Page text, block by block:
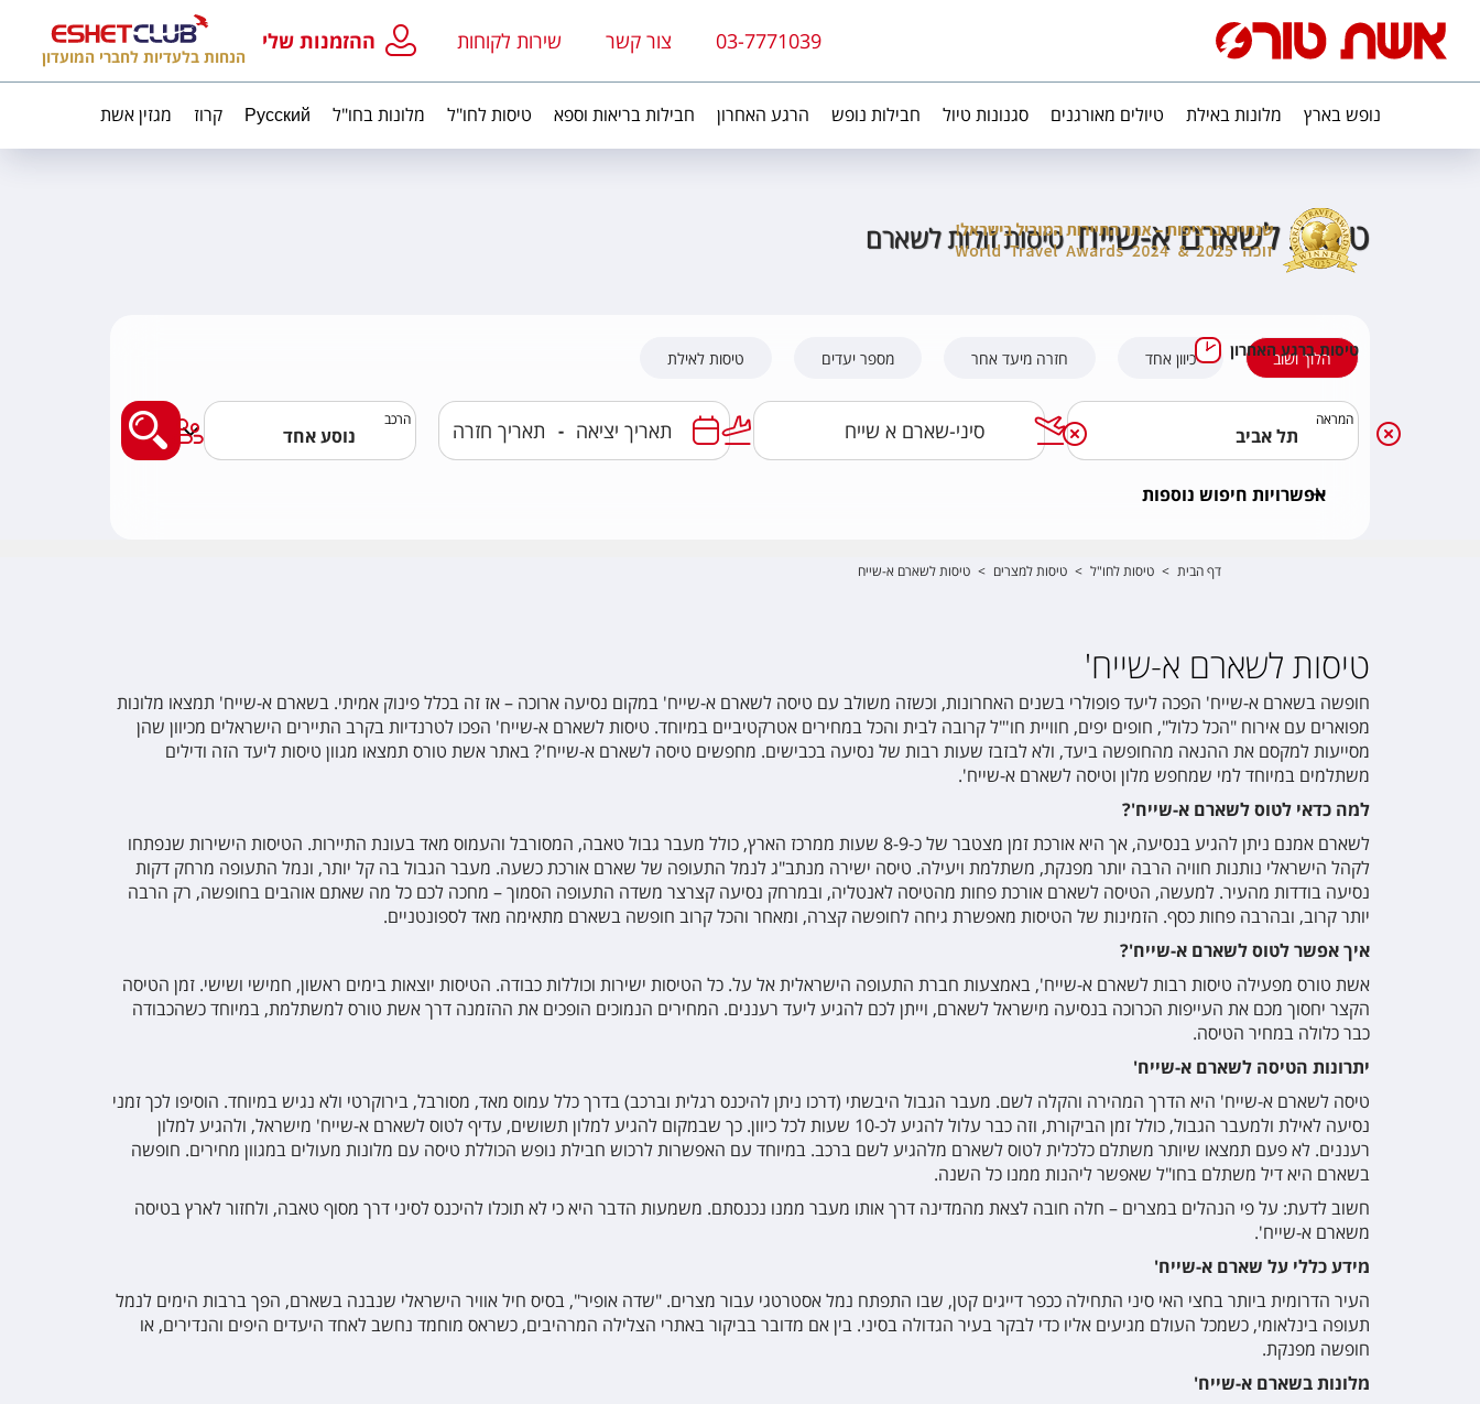
03-7771039 צור קשר שירות לקוחות ההזמנות שלי
הנחות בלעדיות לחברי המועדון
נופש בארץ מלונות באילת טיולים מאורגנים סגנונות טיול חבילות נופש הרגע האחרון חבילות בריאות וספא טיסות לחו"ל מלונות בחו"ל Русский קרוז מגזין אשת
טיסות לשארם א-שייח טיסות זולות לשארם
הלוך ושוב כיוון אחד חזרה מיעד אחר מספר יעדים טיסות לאילת טיסות ברגע האחרון
המראה - הרכב מצאו לי טיסה
אפשרויות חיפוש נוספות
דף הבית > טיסות לחו"ל > טיסות למצרים > טיסות לשארם א-שייח
טיסות לשארם א-שייח'
חופשה בשארם א-שייח' הפכה ליעד פופולרי בשנים האחרונות, וכשזה משולב עם טיסה לשארם א-שייח' במקום נסיעה ארוכה – אז זה בכלל פינוק אמיתי. בשארם א-שייח' תמצאו מלונות
מפוארים עם אירוח "הכל כלול", חופים יפים, חוויית חו'"ל קרובה לבית והכל במחירים אטרקטיביים במיוחד. טיסות לשארם א-שייח' הפכו לטרנדיות בקרב התיירים הישראלים מכיוון שהן
מסייעות למקסם את ההנאה מהחופשה ביעד, ולא לבזבז שעות רבות של נסיעה בכבישים. מחפשים טיסה לשארם א-שייח'? באתר אשת טורס תמצאו מגוון טיסות ליעד הזה ודילים
משתלמים במיוחד למי שמחפש מלון וטיסה לשארם א-שייח'.
למה כדאי לטוס לשארם א-שייח'?
לשארם אמנם ניתן להגיע בנסיעה, אך היא אורכת זמן מצטבר של כ-8-9 שעות ממרכז הארץ, כולל מעבר גבול טאבה, המסורבל והעמוס מאד בעונת התיירות. הטיסות הישירות שנפתחו
לקהל הישראלי נותנות חוויה הרבה יותר מפנקת, משתלמת ויעילה. טיסה ישירה מנתב"ג לנמל התעופה של שארם אורכת כשעה. מעבר הגבול בה קל יותר, ונמל התעופה מרחק דקות
נסיעה בודדות מהעיר. למעשה, הטיסה לשארם אורכת פחות מהטיסה לאנטליה, ובמרחק נסיעה קצרצר משדה התעופה הסמוך – מחכה לכם כל מה שאתם אוהבים בחופשה, רק הרבה
יותר קרוב, ובהרבה פחות כסף. הזמינות של הטיסות מאפשרת גיחה לחופשה קצרה, ומאחר והכל קרוב חופשה בשארם מתאימה מאד לספונטניים.
איך אפשר לטוס לשארם א-שייח'?
אשת טורס מפעילה טיסות רבות לשארם א-שייח', באמצעות חברת התעופה הישראלית אל על. כל הטיסות ישירות וכוללות כבודה. הטיסות יוצאותבימים ראשון, חמישי ושישי. זמן הטיסה
הקצר יחסוך מכם את העייפות הכרוכה בנסיעה מישראל לשארם, וייתן לכם להגיע ליעד רעננים. המחירים הנמוכים הופכים את ההזמנה דרך אשת טורס למשתלמת, במיוחד כשהכבודה
כבר כלולה במחיר הטיסה.
יתרונות הטיסה לשארם א-שייח'
טיסה לשארם א-שייח' היא הדרך המהירה והקלה לשם. מעבר הגבול היבשתי (דרכו ניתן להיכנס רגלית וברכב) בדרך כלל עמוס מאד, מסורבל, בירוקרטי ולא נגיש במיוחד. הוסיפו לכך זמני
נסיעה לאילת ולמעבר הגבול, כולל זמן הביקורת, וזה כבר עלול להגיע לכ-10 שעות לכל כיוון. כך שבמקום להגיע למלון תשושים, עדיף לטוס לשארם א-שייח' מישראל, ולהגיע למלון
רעננים. לא פעם תמצאו שיותר משתלם כלכלית לטוס לשארם מלהגיע לשם ברכב. במיוחד עם האפשרות לרכוש חבילת נופש הכוללת טיסה עם מלונות מעולים במגוון מחירים. חופשה
בשארם היא דיל משתלם בחו"ל שאפשר ליהנות ממנו כל השנה.
חשוב לדעת: על פי הנהלים במצרים – חלה חובה לצאת מהמדינה דרך אותו מעבר ממנו נכנסתם. משמעות הדבר היא כי לא תוכלו להיכנס לסיני דרך מסוף טאבה, ולחזור לארץ בטיסה
משארם א-שייח'.
מידע כללי על שארם א-שייח'
העיר הדרומית ביותר בחצי האי סיני התחילה ככפר דייגים קטן, שבו התפתח נמל אסטרטגי עבור מצרים. "שדה אופיר", בסיס חיל אוויר הישראלי שנבנה בשארם, הפך ברבות הימים לנמל
תעופה בינלאומי, כשמכל העולם מגיעים אליו כדי לבקר בעיר הגדולה בסיני. בין אם מדובר בביקור באתרי הצלילה המרהיבים, כשראס מוחמד נחשב לאחד היעדים היפים והנדירים, או
חופשה מפנקת.
מלונות בשארם א-שייח'